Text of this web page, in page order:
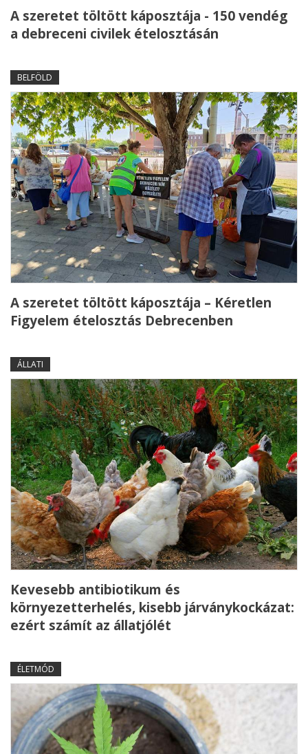
A szeretet töltött káposztája - 150 vendég
a debreceni civilek ételosztásán
BELFÖLD
A szeretet töltött káposztája – Kéretlen
Figyelem ételosztás Debrecenben
ÁLLATI
Kevesebb antibiotikum és
környezetterhelés, kisebb járványkockázat:
ezért számít az állatjólét
ÉLETMÓD